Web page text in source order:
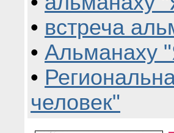
• встреча
• Альманаху
•
человек"